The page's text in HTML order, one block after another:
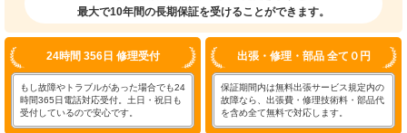
最大で10年間の長期保証を受けることができます。
24時間 356日 修理受付
もし故障やトラブルがあった場合でも24
時間365日電話対応受付。土日・祝日も
受付しているので安心です。
出張・修理・部品 全て０円
保証期間内は無料出張サービス規定内の
故障なら、出張費・修理技術料・部品代
を含め全て無料で対応します。